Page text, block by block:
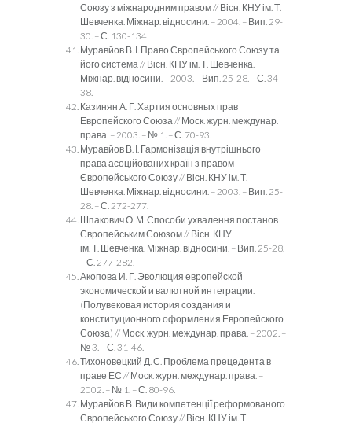
Союзу з міжнародним правом // Вісн. КНУ ім. Т.
Шевченка. Міжнар. відносини. – 2004. – Вип. 29-
30. – С. 130-134.
Муравйов В. І. Право Європейського Союзу та
його система // Вісн. КНУ ім. Т. Шевченка.
Міжнар. відносини. – 2003. – Вип. 25-28. – С. 34-
38.
Казинян А. Г. Хартия основных прав
Европейского Союза // Моск. журн. междунар.
права. – 2003. – № 1. – С. 70-93.
Муравйов В. І. Гармонізація внутрішнього
права асоційованих країн з правом
Європейського Союзу // Вісн. КНУ ім. Т.
Шевченка. Міжнар. відносини. – 2003. – Вип. 25-
28. – С. 272-277.
Шпакович О. М. Способи ухвалення постанов
Європейським Союзом // Вісн. КНУ
ім. Т. Шевченка. Міжнар. відносини. – Вип. 25-28.
– С. 277-282.
Акопова И. Г. Эволюция европейской
экономической и валютной интеграции.
(Полувековая история создания и
конституционного оформления Европейского
Союза) // Моск. журн. междунар. права. – 2002. –
№ 3. – С. 31-46.
Тихоновецкий Д. С. Проблема прецедента в
праве ЕС // Моск. журн. междунар. права. –
2002. – № 1. – С. 80-96.
Муравйов В. Види компетенції реформованого
Європейського Союзу // Вісн. КНУ ім. Т.